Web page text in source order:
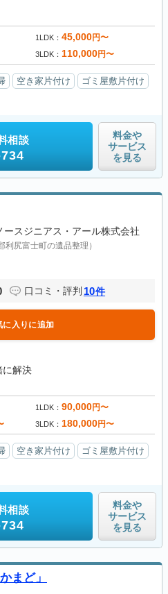
1LDK 45,000円〜
3LDK 110,000円〜
空き家片付け
ゴミ屋敷片付け
相談
料金や
サービス
を見る
ースジニアス・アール株式会社
利尻富士町の遺品整理）
口コミ・評判 10件
に入りに追加
に解決
1LDK 90,000円〜
3LDK 180,000円〜
空き家片付け
ゴミ屋敷片付け
相談
料金や
サービス
を見る
まど」